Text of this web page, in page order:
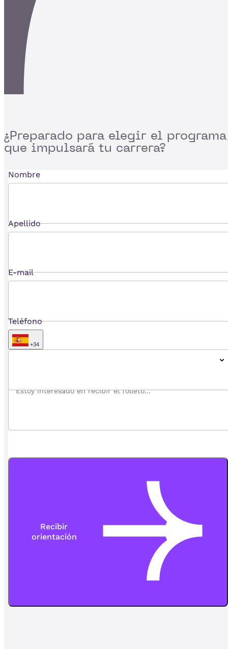
¿Preparado para elegir el programa
que impulsará tu carrera?